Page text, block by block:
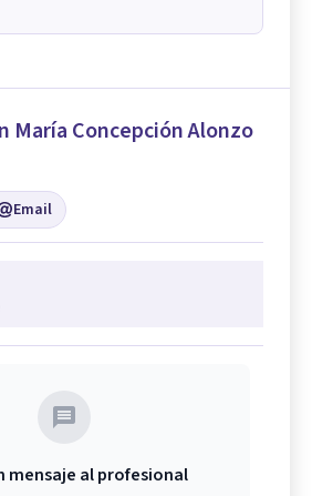
María Concepción Alonzo
Email
mensaje al profesional